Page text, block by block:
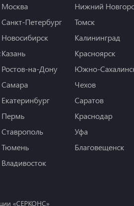
Москва
Санкт-Петербург
Новосибирск
Казань
Ростов-на-Дону
Самара
Екатеринбург
Пермь
Ставрополь
Тюмень
Владивосток
Нижний
Томск
Калининград
Красноярск
Южно-
Чехов
Саратов
Краснодар
Уфа
Благовещенск
«СЕРКОНС»